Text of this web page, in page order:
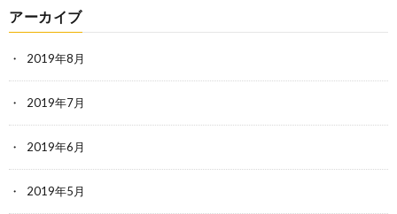
アーカイブ
2019年8月
2019年7月
2019年6月
2019年5月